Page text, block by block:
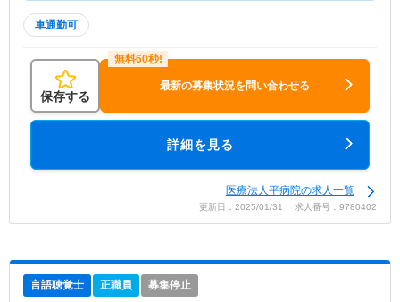
車通勤可
保存する
最新の募集状況を問い合わせる
詳細を見る
医療法人平病院の求人一覧
更新日：2025/01/31 求人番号：9780402
言語聴覚士 正職員 募集停止